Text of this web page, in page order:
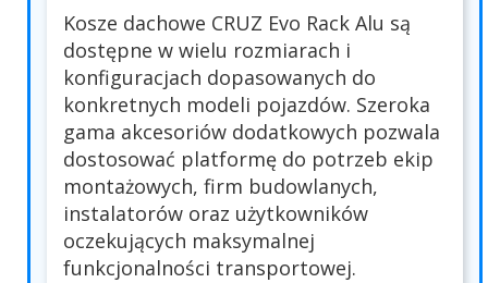
Kosze dachowe CRUZ Evo Rack Alu są
dostępne w wielu rozmiarach i
konfiguracjach dopasowanych do
konkretnych modeli pojazdów. Szeroka
gama akcesoriów dodatkowych pozwala
dostosować platformę do potrzeb ekip
montażowych, firm budowlanych,
instalatorów oraz użytkowników
oczekujących maksymalnej
funkcjonalności transportowej.